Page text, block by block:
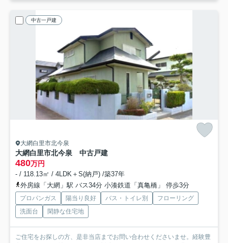
中古一戸建
大網白里市北今泉
大網白里市北今泉 中古戸建
480万円
- / 118.13㎡ / 4LDK＋S(納戸) /築37年
外房線「大網」駅 バス34分 小湊鉄道「真亀橋」 停歩3分
プロパンガス 陽当り良好 バス・トイレ別
フローリング
洗面台
閑静な住宅地
ご住宅をお探しの方、是非当店までお問い合わせくださいませ。経験豊